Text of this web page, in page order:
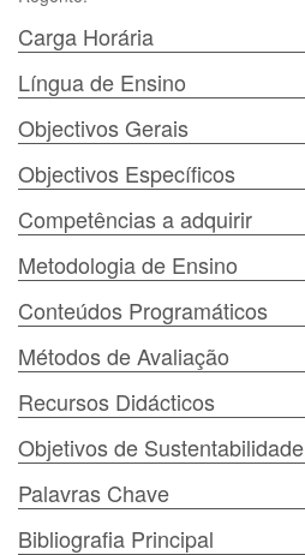
Carga Horária
Língua de Ensino
Objectivos Gerais
Objectivos Específicos
Competências a adquirir
Metodologia de Ensino
Conteúdos Programáticos
Métodos de Avaliação
Recursos Didácticos
Objetivos de Sustentabilidade
Palavras Chave
Bibliografia Principal